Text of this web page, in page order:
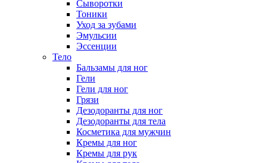
Сыворотки
Тоники
Уход за зубами
Эмульсии
Эссенции
Тело
Бальзамы для ног
Гели
Гели для ног
Грязи
Дезодоранты для ног
Дезодоранты для тела
Косметика для мужчин
Кремы для ног
Кремы для рук